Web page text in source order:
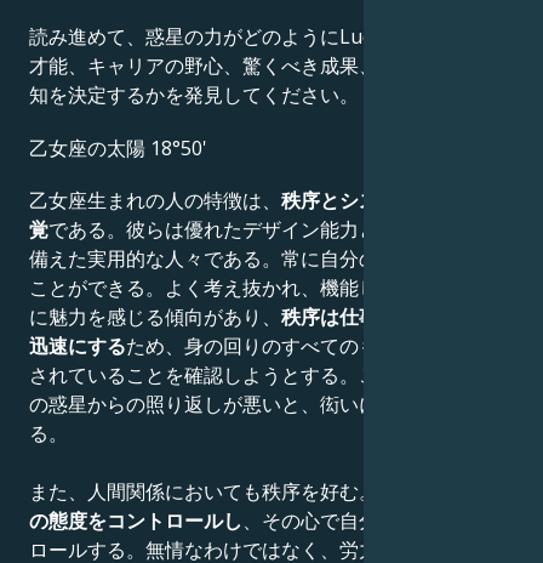
読み進めて、惑星の力がどのようにLudacrisの創造的な
才能、キャリアの野心、驚くべき成果、知恵、そして機
知を決定するかを発見してください。
乙女座の太陽 18°50'
乙女座生まれの人の特徴は、 秩序とシステムに対する感
覚である。彼らは優れたデザイン能力と手先の器用さを
備えた実用的な人々である。常に自分の仕事に集中する
ことができる。よく考え抜かれ、機能しているシステム
に魅力を感じる傾向があり、 秩序は仕事をより簡単かつ
迅速にするため、身の回りのすべてのものが適切に配置
されていることを確認しようとする。この性質は、太陽
の惑星からの照り返しが悪いと、衒いに変わることがあ
る。
また、人間関係においても秩序を好む。彼らは
の態度をコントロールし、その心で自分の感情もコント
ロールする。無情なわけではなく、労力に見合わない人